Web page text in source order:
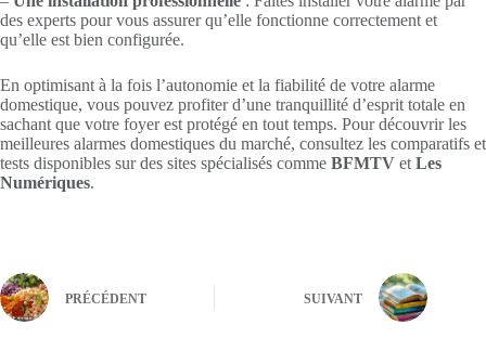
des experts pour vous assurer qu’elle fonctionne correctement et
qu’elle est bien configurée.
En optimisant à la fois l’autonomie et la fiabilité de votre alarme
domestique, vous pouvez profiter d’une tranquillité d’esprit totale en
sachant que votre foyer est protégé en tout temps. Pour découvrir les
meilleures alarmes domestiques du marché, consultez les comparatifs et
tests disponibles sur des sites spécialisés comme BFMTV et Les
Numériques.
PRÉCÉDENT SUIVANT